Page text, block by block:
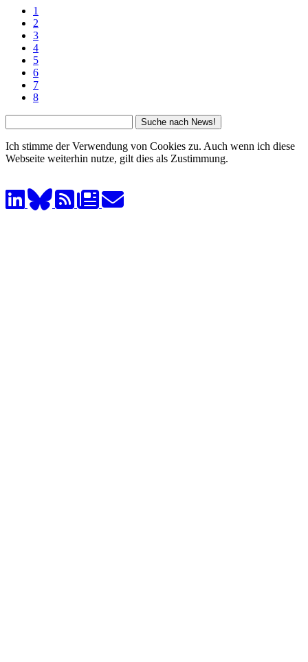
1
2
3
4
5
6
7
8
Ich stimme der Verwendung von Cookies zu. Auch wenn ich diese
Webseite weiterhin nutze, gilt dies als Zustimmung.